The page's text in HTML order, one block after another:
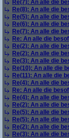
Re(7): An alle die
Re(8): An alle die
Re(5): An alle die
Re(6): An alle die
Re(7): An alle die
Re: An alle die
Re(2): An alle die
Re(2): An alle die
Re(3): An alle die
Re(10): An alle die
Re(11): An alle die
Re(4): An alle die
Re: An alle die
Re(4): An alle die
Re(2): An alle die
Re(5): An alle die
Re(5): An alle die
Re(2): An alle die
Re(3): An alle die